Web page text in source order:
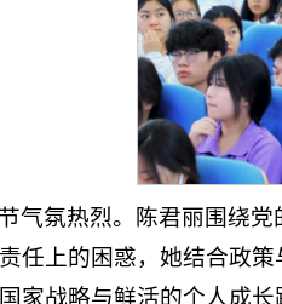
气氛热烈。陈君丽围绕
任上的困惑，她结合政
家战略与鲜活的个人成长